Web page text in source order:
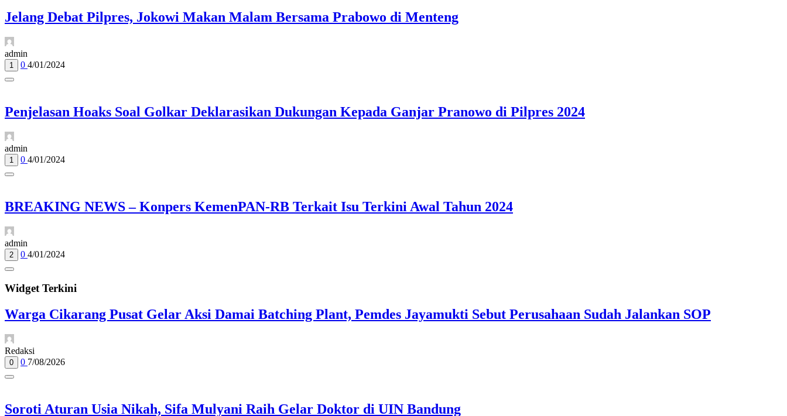
Jelang Debat Pilpres, Jokowi Makan Malam Bersama Prabowo di Menteng
admin
1 0 4/01/2024
Penjelasan Hoaks Soal Golkar Deklarasikan Dukungan Kepada Ganjar Pranowo di Pilpres 2024
admin
1 0 4/01/2024
BREAKING NEWS – Konpers KemenPAN-RB Terkait Isu Terkini Awal Tahun 2024
admin
2 0 4/01/2024
Widget Terkini
Warga Cikarang Pusat Gelar Aksi Damai Batching Plant, Pemdes Jayamukti Sebut Perusahaan Sudah Jalankan SOP
Redaksi
0 0 7/08/2026
Soroti Aturan Usia Nikah, Sifa Mulyani Raih Gelar Doktor di UIN Bandung